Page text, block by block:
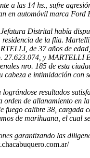
a las 14 hs., sufre
en automóvil marca
Distrital había
residencia de la flia.
de 37 años de
y MARTELLI
nro. 185 de esta
cabeza e intimidación
lográndose resultados
orden de allanamiento en
calibre 38, cargada
de marihuana, el cual
garantizando las